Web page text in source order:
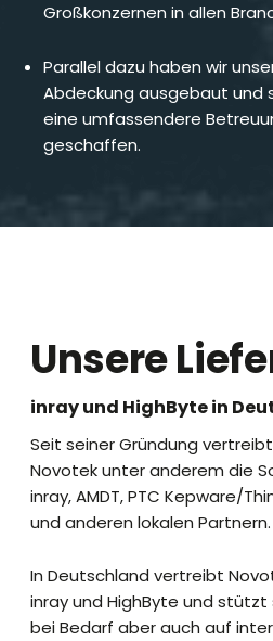
Großkonzernen in allen
Parallel dazu haben wir
Abdeckung ausgebaut und
eine umfassendere
geschaffen.
Unsere
inray und HighByte in
Seit seiner Gründung
Novotek unter anderem die
inray, AMDT, PTC Kepware/
und anderen lokalen Partnern.
In Deutschland vertreibt
inray und HighByte und
bei Bedarf aber auch auf